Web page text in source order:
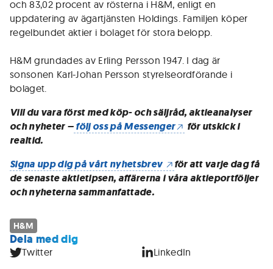
och 83,02 procent av rösterna i H&M, enligt en
uppdatering av ägartjänsten Holdings. Familjen köper
regelbundet aktier i bolaget för stora belopp.
H&M grundades av Erling Persson 1947. I dag är
sonsonen Karl-Johan Persson styrelseordförande i
bolaget.
Vill du vara först med köp- och säljråd, aktieanalyser
och nyheter –följ oss på Messenger
för utskick i
realtid.
Signa upp dig på vårt nyhetsbrev
för att varje dag få
de senaste aktietipsen, affärerna i våra aktieportföljer
och nyheterna sammanfattade.
H&M
Dela med dig
Twitter LinkedIn